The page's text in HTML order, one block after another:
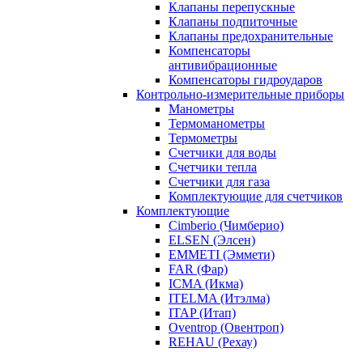
Клапаны перепускные
Клапаны подпиточные
Клапаны предохранительные
Компенсаторы
антивибрационные
Компенсаторы гидроударов
Контрольно-измерительные приборы
Манометры
Термоманометры
Термометры
Счетчики для воды
Счетчики тепла
Счетчики для газа
Комплектующие для счетчиков
Комплектующие
Cimberio (Чимберио)
ELSEN (Элсен)
EMMETI (Эммети)
FAR (Фар)
ICMA (Икма)
ITELMA (Итэлма)
ITAP (Итап)
Oventrop (Овентроп)
REHAU (Рехау)